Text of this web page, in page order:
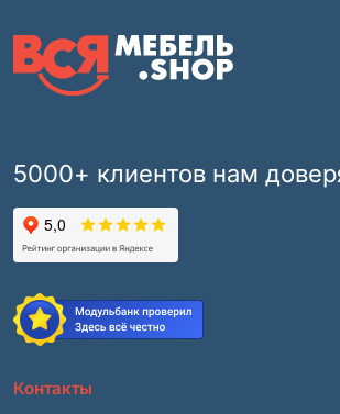
5000+ клиентов нам
Контакты